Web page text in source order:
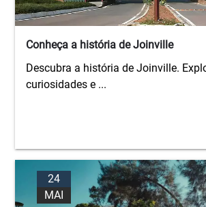
Conheça a história de Joinville
Descubra a história de Joinville.
curiosidades e ...
24
MAI